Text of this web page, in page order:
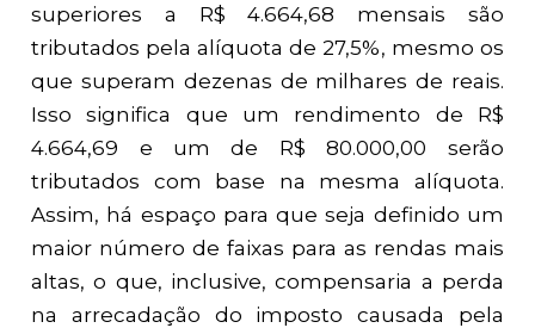
superiores a R$ 4.664,68 mensais são
tributados pela alíquota de 27,5%, mesmo os
que superam dezenas de milhares de reais.
Isso significa que um rendimento de R$
4.664,69 e um de R$ 80.000,00 serão
tributados com base na mesma alíquota.
Assim, há espaço para que seja definido um
maior número de faixas para as rendas mais
altas, o que, inclusive, compensaria a perda
na arrecadação do imposto causada pela